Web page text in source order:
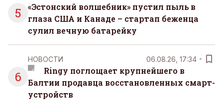
5
«Эстонский волшебник» пустил пыль в
глаза США и Канаде – стартап беженца
сулил вечную батарейку
6
НОВОСТИ 06.08.26, 17:34
Ringy поглощает крупнейшего в
Балтии продавца восстановленных смарт-
устройств